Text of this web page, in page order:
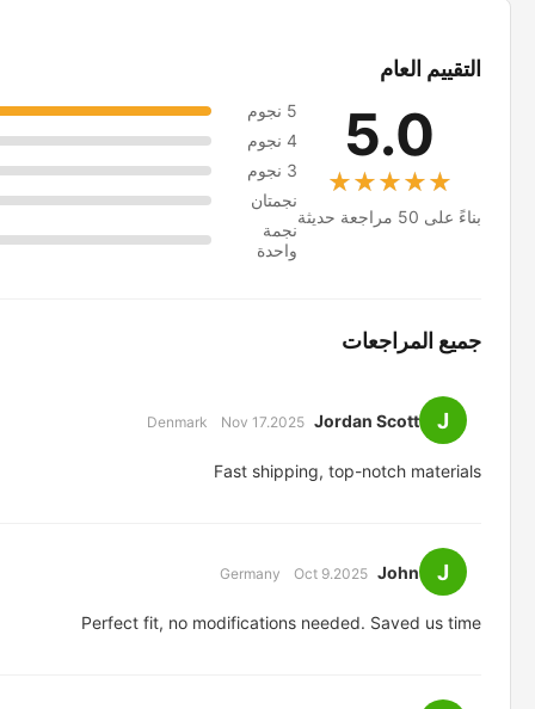
التقييم العام
5.0
★★★★★
★★★★★
بناءً على 50 مراجعة حديثة
5 نجوم
4 نجوم
3 نجوم
نجمتان
نجمة
واحدة
جميع المراجعات
J
Jordan Scott
Denmark Nov 17.2025
Fast shipping, top-notch materials
J
John
Germany Oct 9.2025
Perfect fit, no modifications needed. Saved us time